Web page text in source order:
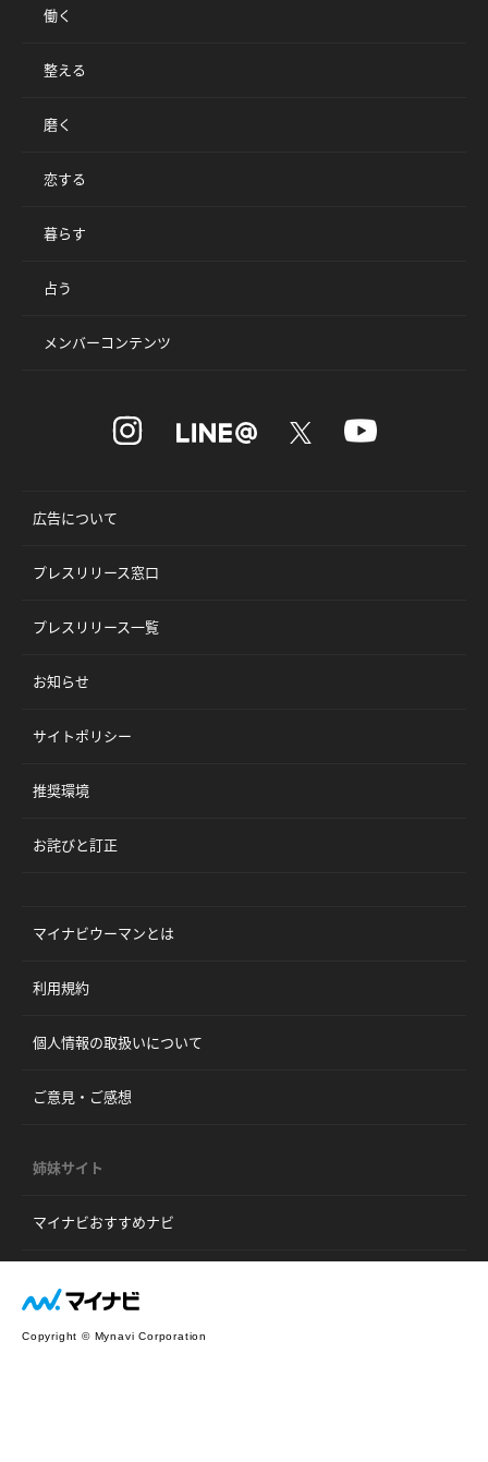
働く
整える
磨く
恋する
暮らす
占う
メンバーコンテンツ
広告について
プレスリリース窓口
プレスリリース一覧
お知らせ
サイトポリシー
推奨環境
お詫びと訂正
マイナビウーマンとは
利用規約
個人情報の取扱いについて
ご意見・ご感想
姉妹サイト
マイナビおすすめナビ
Copyright © Mynavi Corporation